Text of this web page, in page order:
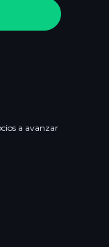
a avanzar